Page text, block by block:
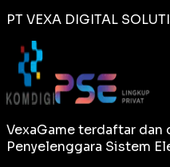
PT VEXA DIGITAL
VexaGame terdaftar
Penyelenggara Sistem